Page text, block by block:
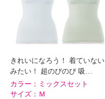
きれいになろう！ 着ていない
みたい！ 超のびのび 吸…
カラー： ミックスセット
サイズ： Ｍ